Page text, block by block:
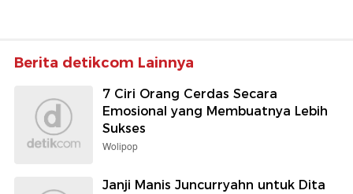
Berita detikcom Lainnya
7 Ciri Orang Cerdas Secara
Emosional yang Membuatnya Lebih
Sukses
Wolipop
Janji Manis Juncurryahn untuk Dita